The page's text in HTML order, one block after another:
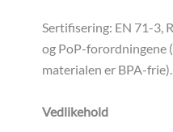
Sertifisering: EN 71-3,
og PoP-forordningene
materialen er BPA-frie).
Vedlikehold